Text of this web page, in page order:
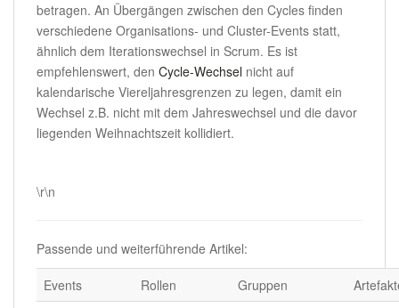
betragen. An Übergängen zwischen den Cycles finden
verschiedene Organisations- und Cluster-Events statt,
ähnlich dem Iterationswechsel in Scrum. Es ist
empfehlenswert, den Cycle-Wechsel nicht auf
kalendarische Viereljahresgrenzen zu legen, damit ein
Wechsel z.B. nicht mit dem Jahreswechsel und die davor
liegenden Weihnachtszeit kollidiert.
\r\n
Passende und weiterführende Artikel:
Events Rollen Gruppen